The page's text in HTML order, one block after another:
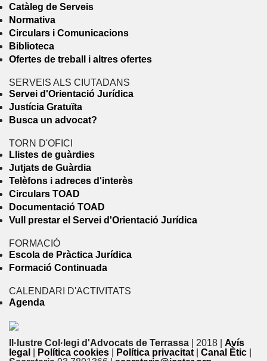
Catàleg de Serveis
Normativa
Circulars i Comunicacions
Biblioteca
Ofertes de treball i altres ofertes
SERVEIS ALS CIUTADANS
Servei d'Orientació Jurídica
Justícia Gratuïta
Busca un advocat?
TORN D'OFICI
Llistes de guàrdies
Jutjats de Guàrdia
Telèfons i adreces d'interès
Circulars TOAD
Documentació TOAD
Vull prestar el Servei d'Orientació Jurídica
FORMACIÓ
Escola de Pràctica Jurídica
Formació Continuada
CALENDARI D'ACTIVITATS
Agenda
Il·lustre Col·legi d'Advocats de Terrassa | 2018 | Avís
legal
Política cookies Política privacitat Canal Ètic